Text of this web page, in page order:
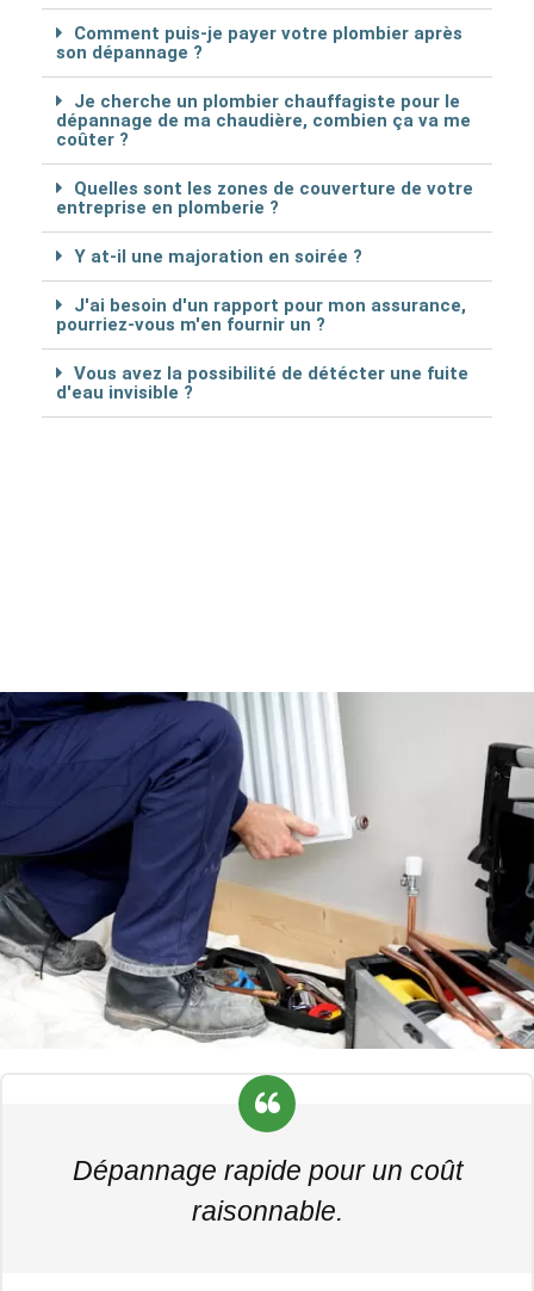
Comment puis-je payer votre plombier après
son dépannage ?
Je cherche un plombier chauffagiste pour le
dépannage de ma chaudière, combien ça va me
coûter ?
Quelles sont les zones de couverture de votre
entreprise en plomberie ?
Y at-il une majoration en soirée ?
J'ai besoin d'un rapport pour mon assurance,
pourriez-vous m'en fournir un ?
Vous avez la possibilité de détécter une fuite
d'eau invisible ?
Dépannage rapide pour un coût
raisonnable.